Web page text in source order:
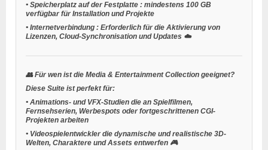
• Speicherplatz auf der Festplatte : mindestens 100 GB
verfügbar für Installation und Projekte
• Internetverbindung : Erforderlich für die Aktivierung von
Lizenzen, Cloud-Synchronisation und Updates ☁️
👥Für wen ist die Media & Entertainment Collection geeignet?
Diese Suite ist perfekt für:
• Animations- und VFX-Studien die an Spielfilmen,
Fernsehserien, Werbespots oder fortgeschrittenen CGI-
Projekten arbeiten
• Videospielentwickler die dynamische und realistische 3D-
Welten, Charaktere und Assets entwerfen 🎮